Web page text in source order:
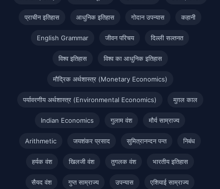
प्राचीन इतिहास आधुनिक इतिहास गोदान उपन्यास कहानी
English Grammar जीवन परिचय दिल्ली सल्तनत
विश्व इतिहास विश्व का आधुनिक इतिहास
मौद्रिक अर्थशास्त्र (Monetary Economics)
पर्यावरणीय अर्थशास्त्र (Environmental Economics) मुग़ल काल
Indian Economics गुलाम वंश मौर्य साम्राज्य
Arithmetic जयशंकर प्रसाद सुमित्रानन्दन पन्त निबंध
हर्यक वंश खिलजी वंश तुगलक वंश भारतीय इतिहास
सैयद वंश गुप्त साम्राज्य उपन्यास एशियाई साम्राज्य